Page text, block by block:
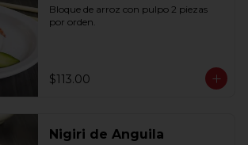
Bloque de arroz con pulpo 2 piezas
por orden.
$113.00
Nigiri de Anguila